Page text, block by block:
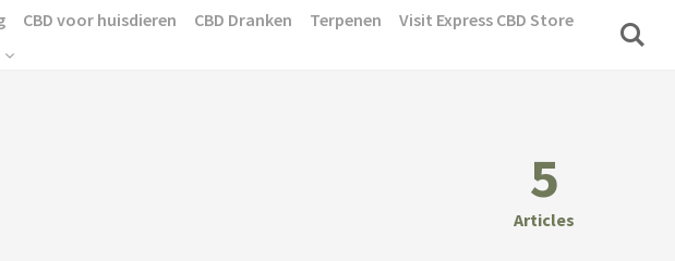
CBD voor huisdieren CBD Dranken Terpenen
Visit Express CBD Store
5
Articles